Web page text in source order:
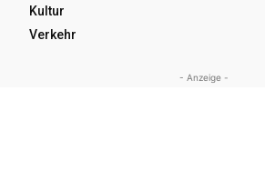
Kultur
Verkehr
- Anzeige -